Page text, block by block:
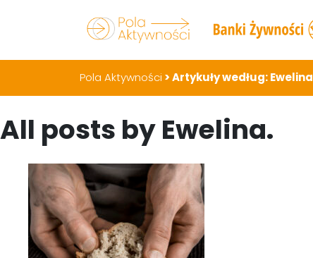
Pola Aktywności >Artykuły według: Ewelina
All posts by Ewelina.